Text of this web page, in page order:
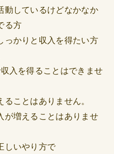
動しているけどなかなか
る方
っかりと収入を得たい方
入を得ることはできませ
ことはありません。
が増えることはありませ
しいやり方で